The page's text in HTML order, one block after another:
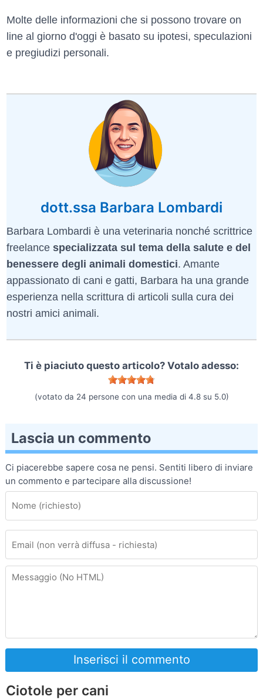
Molte delle informazioni che si possono trovare on
line al giorno d'oggi è basato su ipotesi, speculazioni
e pregiudizi personali.
dott.ssa Barbara Lombardi
Barbara Lombardi è una veterinaria nonché scrittrice
freelance specializzata sul tema della salute e del
benessere degli animali domestici. Amante
appassionato di cani e gatti, Barbara ha una grande
esperienza nella scrittura di articoli sulla cura dei
nostri amici animali.
Ti è piaciuto questo articolo? Votalo adesso:
(votato da 24 persone con una media di 4.8su 5.0)
Lascia un commento
Ci piacerebbe sapere cosa ne pensi. Sentiti libero di inviare
un commento e partecipare alla discussione!
Inserisci il commento
Ciotole per cani